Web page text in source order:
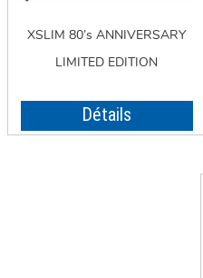
XSLIM 80’s ANNIVERSARY
LIMITED EDITION
Détails